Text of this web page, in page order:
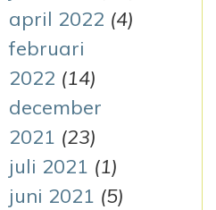
april 2022 (4)
februari
2022 (14)
december
2021 (23)
juli 2021 (1)
juni 2021 (5)